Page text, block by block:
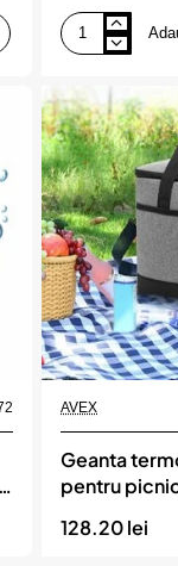
Odorizant
Auto
DIA
DE
LOS
MUERTOS
Headphones
Skull,
Aroma
Car
Momentan indisponibil
AVEX
Geanta
pentru
128.20 lei